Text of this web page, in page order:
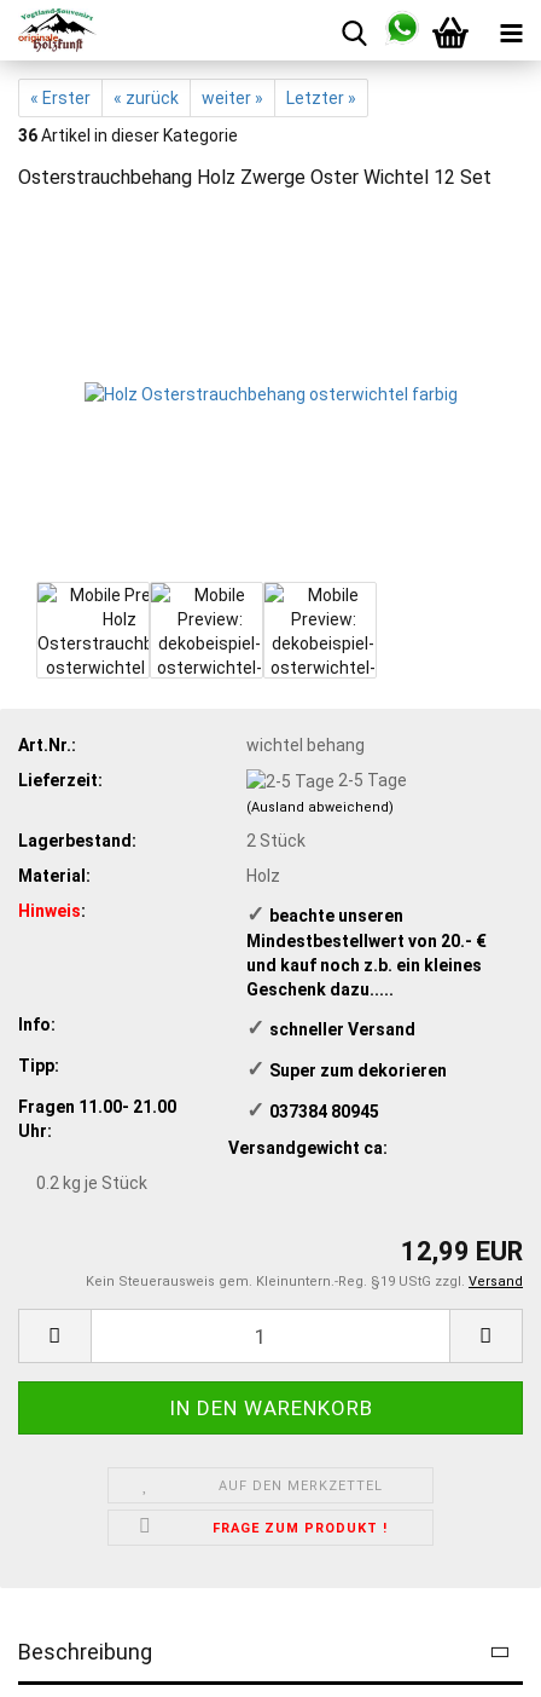
« Erster « zurück weiter »
Letzter »
36Artikel in dieser Kategorie
Osterstrauchbehang Holz Zwerge Oster Wichtel 12 Set
Art.Nr.:
wichtel behang
Lieferzeit:
2-5 Tage
(Ausland abweichend)
Lagerbestand: 2 Stück
Material:
Holz
Hinweis: ✓ ​ beachte unseren
Mindestbestellwert von 20.- €
und kauf noch z.b. ein kleines
Geschenk dazu.....
Info:
✓ schneller Versand
Tipp:
✓ ​ Super zum dekorieren
Fragen 11.00- 21.00
Uhr:
✓ ​ 037384 80945
Versandgewicht ca:
0.2 kg je Stück
12,99 EUR
Kein Steuerausweis gem. Kleinuntern.-Reg. §19 UStG zzgl. Versand
AUF DEN MERKZETTEL
FRAGE ZUM PRODUKT !
Beschreibung